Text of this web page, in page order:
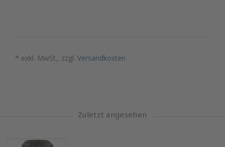
* exkl. MwSt., zzgl. Versandkosten
Zuletzt angesehen